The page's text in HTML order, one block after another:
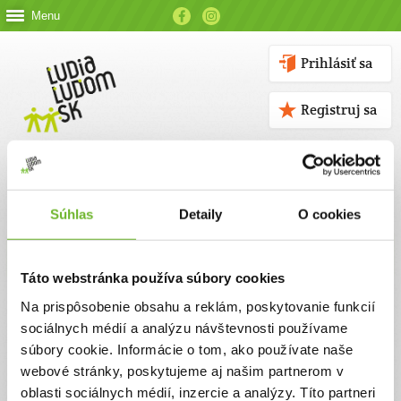
Súhlas Detaily O cookies
Táto webstránka používa súbory cookies
Na prispôsobenie obsahu a reklám, poskytovanie funkcií
sociálnych médií a analýzu návštevnosti používame
súbory cookie. Informácie o tom, ako používate naše
webové stránky, poskytujeme aj našim partnerom v
oblasti sociálnych médií, inzercie a analýzy. Títo partneri
Menu
Prihlásiť sa
Registruj sa
Kontaktné údaje
V prípade akýchkoľvek otázok nás neváhajte kontaktovať
emailom, alebo telefonicky.
ĽUDIA ĽUĎOM, n. o.